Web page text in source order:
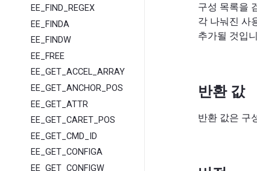
EE_FIND_REGEX
EE_FINDA
EE_FINDW
EE_FREE
EE_GET_ACCEL_ARRAY
EE_GET_ANCHOR_POS
EE_GET_ATTR
EE_GET_CARET_POS
EE_GET_CMD_ID
EE_GET_CONFIGA
EE_GET_CONFIGW
구성 목록을
각 나눠진 사
추가될 것입
반환 값
반환 값은 구